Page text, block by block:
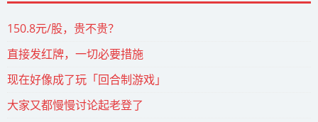
150.8元/股，贵不贵？
直接发红牌，一切必要措施
现在好像成了玩「回合制游戏」
大家又都慢慢讨论起老登了